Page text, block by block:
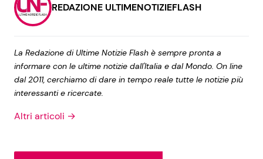
REDAZIONE ULTIMENOTIZIEFLASH
La Redazione di Ultime Notizie Flash è sempre pronta a
informare con le ultime notizie dall'Italia e dal Mondo. On line
dal 2011, cerchiamo di dare in tempo reale tutte le notizie più
interessanti e ricercate.
Altri articoli →